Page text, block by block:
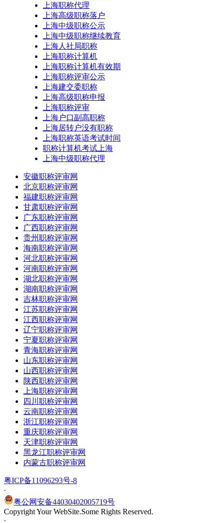
上海职称代理
上海高级职称落户
上海中级职称公示
上海中级职称继续教育
上海人社局职称
上海职称计算机
上海职称计算机有效期
上海职称评审公示
上海建交委职称
上海高级职称申报
上海职称评审
上海户口副高职称
上海居转户没有职称
上海职称英语考试时间
职称计算机考试上海
上海中级职称代理
安徽职称评审网
北京职称评审网
福建职称评审网
甘肃职称评审网
广东职称评审网
广西职称评审网
贵州职称评审网
海南职称评审网
河北职称评审网
河南职称评审网
湖北职称评审网
湖南职称评审网
吉林职称评审网
江苏职称评审网
江西职称评审网
辽宁职称评审网
宁夏职称评审网
青海职称评审网
山东职称评审网
山西职称评审网
陕西职称评审网
上海职称评审网
四川职称评审网
云南职称评审网
浙江职称评审网
重庆职称评审网
天津职称评审网
黑龙江职称评审网
内蒙古职称评审网
粤ICP备11096293号-8
·
粤公网安备44030402005719号
Copyright Your WebSite.Some Rights Reserved.
·